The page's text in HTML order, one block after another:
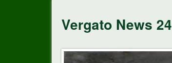
Vergato News 24